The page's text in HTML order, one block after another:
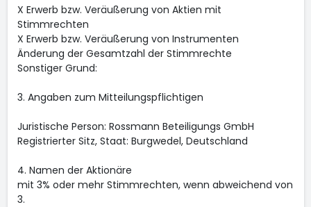
X Erwerb bzw. Veräußerung von Aktien mit
Stimmrechten
X Erwerb bzw. Veräußerung von Instrumenten
Änderung der Gesamtzahl der Stimmrechte
Sonstiger Grund:
3. Angaben zum Mitteilungspflichtigen
Juristische Person: Rossmann Beteiligungs GmbH
Registrierter Sitz, Staat: Burgwedel, Deutschland
4. Namen der Aktionäre
mit 3% oder mehr Stimmrechten, wenn abweichend von
3.